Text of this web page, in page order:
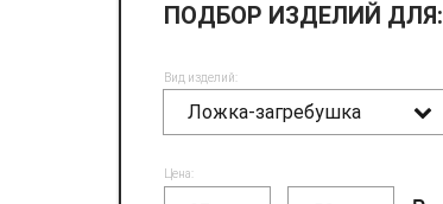
ПОДБОР ИЗДЕЛИЙ ДЛЯ:
Вид изделий:
Ложка-загребушка
Цена: